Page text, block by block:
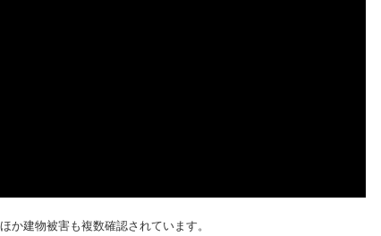
建物被害も複数確認されています。